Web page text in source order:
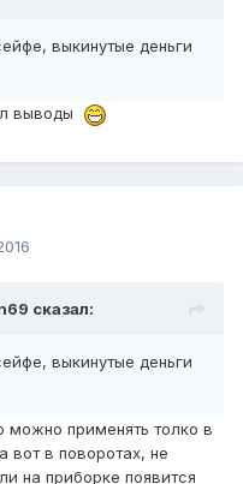
выкинутые деньги
выводы
сказал:
выкинутые деньги
можно применять толко в
вот в поворотах, не
на приборке появится